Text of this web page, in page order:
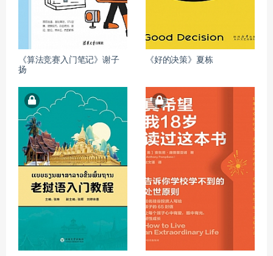
《算法竞赛入门笔记》谢子
扬
《好的决策》夏栋